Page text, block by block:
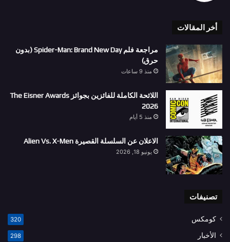
أخر المقالات
مراجعة فلم Spider-Man: Brand New Day (بدون
حرق)
منذ 9 ساعات
اللائحة الكاملة للفائزين بجوائز The Eisner Awards
2026
منذ 5 أيام
الاعلان عن السلسلة القصيرة Alien Vs. X-Men
يونيو 18, 2026
تصنيفات
كومكس 320
الأخبار 298